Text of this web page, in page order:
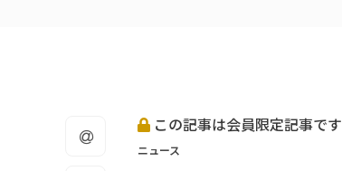
この記事は会員限定記事です
ニュース